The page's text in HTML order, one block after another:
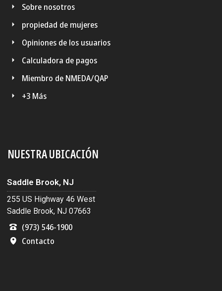
Sobre nosotros
propiedad de mujeres
Opiniones de los usuarios
Calculadora de pagos
Miembro de NMEDA/QAP
+3 Más
NUESTRA UBICACIÓN
Saddle Brook, NJ
255 US Highway 46 West
Saddle Brook, NJ 07663
(973) 546-1900
Contacto